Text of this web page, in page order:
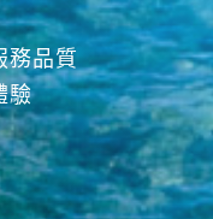
務品質
驗